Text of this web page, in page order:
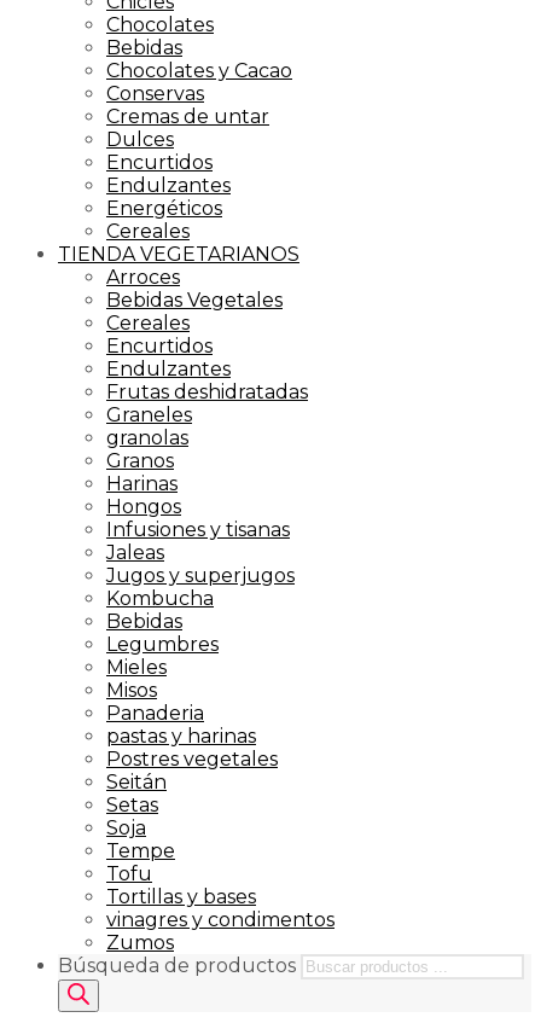
Chocolates
Bebidas
Chocolates y Cacao
Conservas
Cremas de untar
Dulces
Encurtidos
Endulzantes
Energéticos
Cereales
TIENDA VEGETARIANOS
Arroces
Bebidas Vegetales
Cereales
Encurtidos
Endulzantes
Frutas deshidratadas
Graneles
granolas
Granos
Harinas
Hongos
Infusiones y tisanas
Jaleas
Jugos y superjugos
Kombucha
Bebidas
Legumbres
Mieles
Misos
Panaderia
pastas y harinas
Postres vegetales
Seitán
Setas
Soja
Tempe
Tofu
Tortillas y bases
vinagres y condimentos
Zumos
Búsqueda de productos